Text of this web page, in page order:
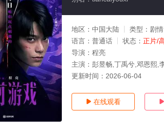
地区： 中国大陆 类型： 剧情
语言： 普通话 状态： 正片/
导演： 程亮
主演： 彭昱畅,丁禹兮,邓恩熙,
更新时间： 2026-06-04
 在线观看 